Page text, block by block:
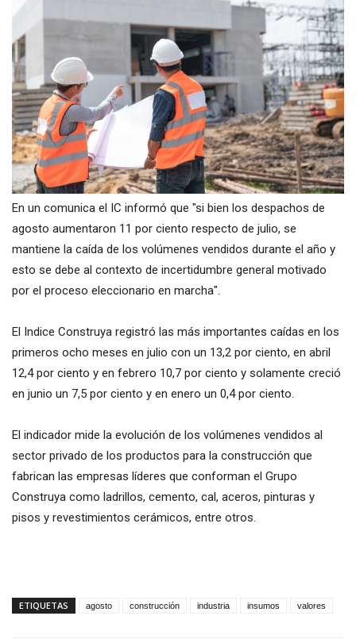
En un comunica el IC informó que "si bien los despachos de
agosto aumentaron 11 por ciento respecto de julio, se
mantiene la caída de los volúmenes vendidos durante el año y
esto se debe al contexto de incertidumbre general motivado
por el proceso eleccionario en marcha".
El Indice Construya registró las más importantes caídas en los
primeros ocho meses en julio con un 13,2 por ciento, en abril
12,4 por ciento y en febrero 10,7 por ciento y solamente creció
en junio un 7,5 por ciento y en enero un 0,4 por ciento.
El indicador mide la evolución de los volúmenes vendidos al
sector privado de los productos para la construcción que
fabrican las empresas líderes que conforman el Grupo
Construya como ladrillos, cemento, cal, aceros, pinturas y
pisos y revestimientos cerámicos, entre otros.
ETIQUETAS agosto construcción industria insumos valores